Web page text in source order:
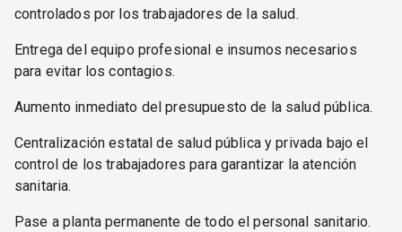
controlados por los trabajadores de la salud.
Entrega del equipo profesional e insumos necesarios
para evitar los contagios.
Aumento inmediato del presupuesto de la salud pública.
Centralización estatal de salud pública y privada bajo el
control de los trabajadores para garantizar la atención
sanitaria.
Pase a planta permanente de todo el personal sanitario.